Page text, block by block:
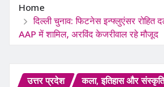
Home
दिल्ली चुनाव: फिटनेस इन्फ्लुएंसर रोहित
AAP में शामिल, अरविंद केजरीवाल रहे मौजूद
उत्तर प्रदेश कला, इतिहास और संस्कृति